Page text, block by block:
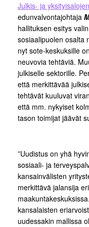
Julkis- ja
edunvalvontajohtaja
hallituksen esitys
sosiaalipuolen osalta
nyt sote-keskuksille
neuvovia tehtäviä.
julkiselle sektorille.
että merkittävää
tehtävät kuuluvat
että mm. nykyiset
tason toimijat jäävät
”Uudistus on yhä
sosiaali- ja
kansainvälisten
merkittävä jalansija
kansalaisten
uudessakin mallissa